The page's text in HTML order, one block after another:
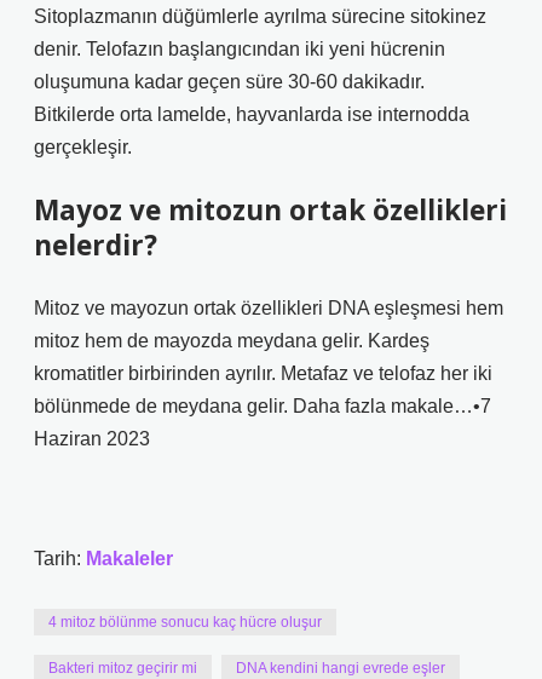
Sitoplazmanın düğümlerle ayrılma sürecine sitokinez
denir. Telofazın başlangıcından iki yeni hücrenin
oluşumuna kadar geçen süre 30-60 dakikadır.
Bitkilerde orta lamelde, hayvanlarda ise internodda
gerçekleşir.
Mayoz ve mitozun ortak özellikleri
nelerdir?
Mitoz ve mayozun ortak özellikleri DNA eşleşmesi hem
mitoz hem de mayozda meydana gelir. Kardeş
kromatitler birbirinden ayrılır. Metafaz ve telofaz her iki
bölünmede de meydana gelir. Daha fazla makale…•7
Haziran 2023
Tarih: Makaleler
4 mitoz bölünme sonucu kaç hücre oluşur
Bakteri mitoz geçirir mi DNA kendini hangi evrede eşler